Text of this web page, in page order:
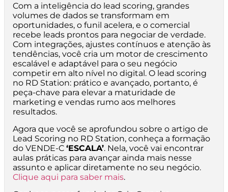
Com a inteligência do lead scoring, grandes
volumes de dados se transformam em
oportunidades, o funil acelera, e o comercial
recebe leads prontos para negociar de verdade.
Com integrações, ajustes contínuos e atenção às
tendências, você cria um motor de crescimento
escalável e adaptável para o seu negócio
competir em alto nível no digital. O lead scoring
no RD Station: prático e avançado, portanto, é
peça-chave para elevar a maturidade de
marketing e vendas rumo aos melhores
resultados.
Agora que você se aprofundou sobre o artigo de
Lead Scoring no RD Station, conheça a formação
do VENDE-C ‘ESCALA’. Nela, você vai encontrar
aulas práticas para avançar ainda mais nesse
assunto e aplicar diretamente no seu negócio.
Clique aqui para saber mais.